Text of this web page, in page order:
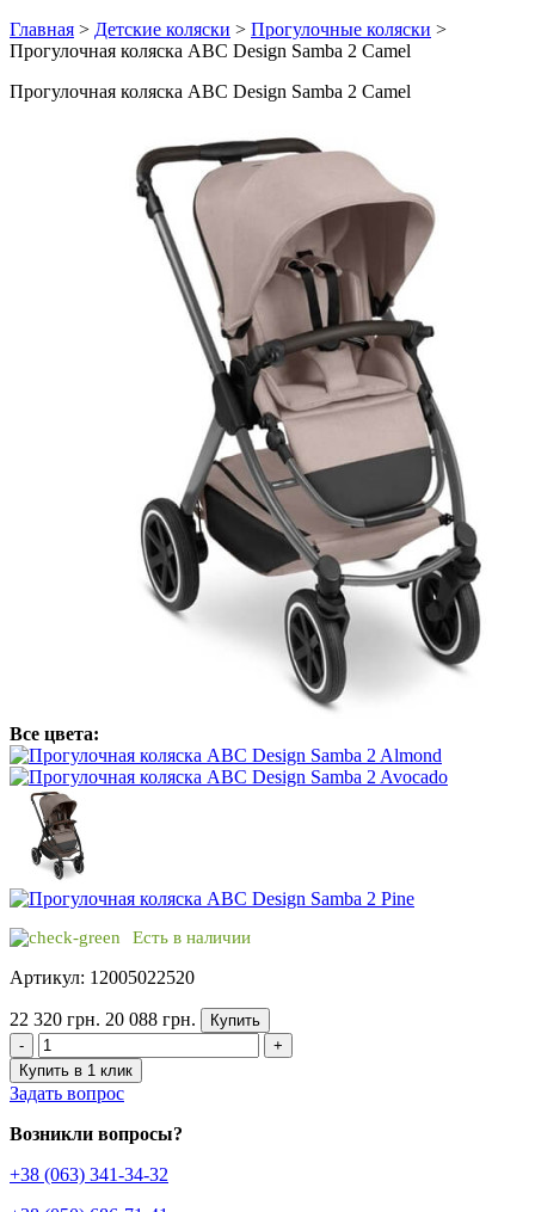
Главная > Детские коляски > Прогулочные коляски >
Прогулочная коляска ABC Design Samba 2 Camel
Прогулочная коляска ABC Design Samba 2 Camel
Все цвета:
Есть в наличии
Артикул: 12005022520
22 320 грн. 20 088 грн.
Купить
-
+
Купить в 1 клик
Задать вопрос
Возникли вопросы?
+38 (063) 341-34-32